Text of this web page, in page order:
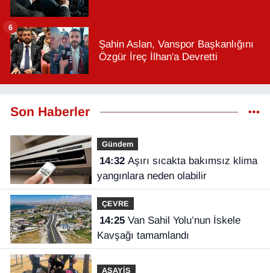
Şahin Aslan, Vanspor Başkanlığını
Özgür İreç İlhan'a Devretti
6
Son Haberler
Gündem
14:32Aşırı sıcakta bakımsız klima
yangınlara neden olabilir
ÇEVRE
14:25Van Sahil Yolu’nun İskele
Kavşağı tamamlandı
ASAYİŞ